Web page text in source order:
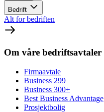
Bedrift
Alt for bedriften
Om våre bedriftsavtaler
Firmaavtale
Business 299
Business 300+
Best Business Advantage
Prosjektbolig